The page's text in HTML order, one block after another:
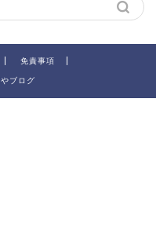
免責事項
ブログ